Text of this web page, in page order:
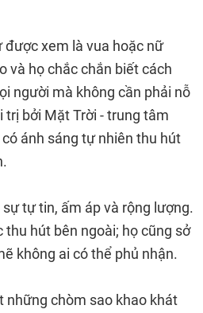
được xem là vua hoặc nữ
và họ chắc chắn biết cách
người mà không cần phải nỗ
trị bởi Mặt Trời - trung tâm
ánh sáng tự nhiên thu hút
tự tin, ấm áp và rộng lượng.
thu hút bên ngoài; họ cũng sở
không ai có thể phủ nhận.
những chòm sao khao khát